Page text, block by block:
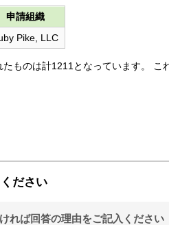
申請組織
Pike, LLC
ものは計1211となっています。 こ
ださい
れば回答の理由をご記入ください